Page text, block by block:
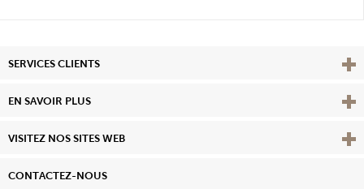
SERVICES CLIENTS
EN SAVOIR PLUS View
VISITEZ NOS SITES WEB
CONTACTEZ-NOUS